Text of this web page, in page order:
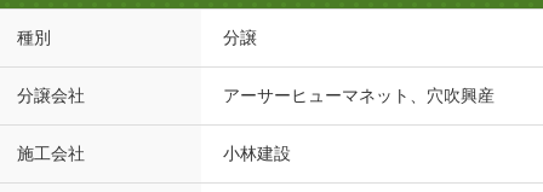
種別 分譲
分譲会社 アーサーヒューマネット、穴吹興産
施工会社 小林建設